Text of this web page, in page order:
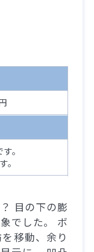
。
。
目の下の膨
でした。 ボ
移動、余り